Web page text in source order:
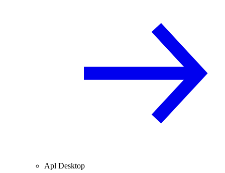
Apl Desktop